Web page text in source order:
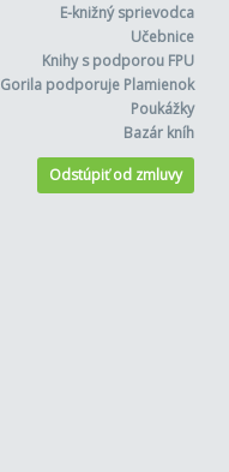
E-knižný sprievodca
Učebnice
Knihy s podporou FPU
Gorila podporuje Plamienok
Poukážky
Bazár kníh
Odstúpiť od zmluvy